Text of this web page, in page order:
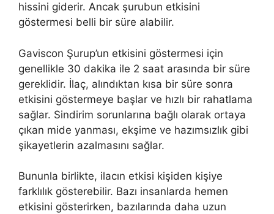
hissini giderir. Ancak şurubun etkisini
göstermesi belli bir süre alabilir.
Gaviscon Şurup’un etkisini göstermesi için
genellikle 30 dakika ile 2 saat arasında bir süre
gereklidir. İlaç, alındıktan kısa bir süre sonra
etkisini göstermeye başlar ve hızlı bir rahatlama
sağlar. Sindirim sorunlarına bağlı olarak ortaya
çıkan mide yanması, ekşime ve hazımsızlık gibi
şikayetlerin azalmasını sağlar.
Bununla birlikte, ilacın etkisi kişiden kişiye
farklılık gösterebilir. Bazı insanlarda hemen
etkisini gösterirken, bazılarında daha uzun